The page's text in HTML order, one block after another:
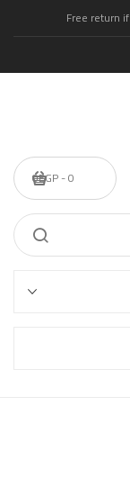
Free return
0 - 0EGP